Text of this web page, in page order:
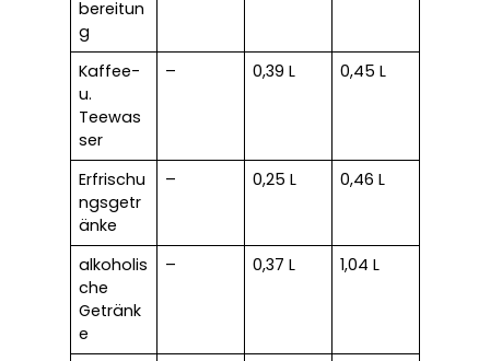
bereitun
g
Kaffee-
u.
Teewas
ser
– 0,39 L 0,45 L
Erfrischu
ngsgetr
änke
– 0,25 L 0,46 L
alkoholis
che
Getränk
e
– 0,37 L 1,04 L